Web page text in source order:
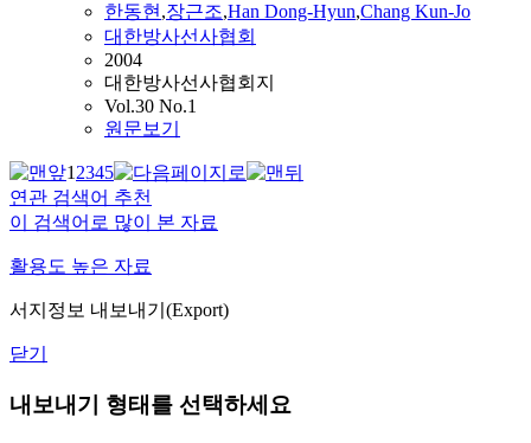
한동현,장근조,Han Dong-Hyun,Chang Kun-Jo
대한방사선사협회
2004
대한방사선사협회지
Vol.30 No.1
원문보기
12345
연관 검색어 추천
이 검색어로 많이 본 자료
활용도 높은 자료
서지정보 내보내기(Export)
닫기
내보내기 형태를 선택하세요